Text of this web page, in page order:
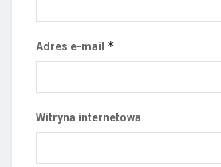
Adres e-mail *
Witryna internetowa